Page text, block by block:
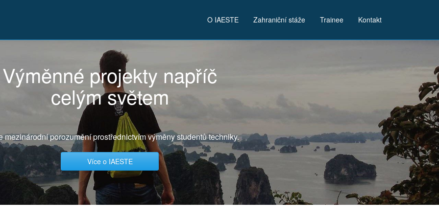
O IAESTE Zahraniční stáže Trainee Kontakt
Výměnné projekty napříč
celým světem
mezinárodní porozumění prostřednictvím výměny studentů techniky.
Více o IAESTE